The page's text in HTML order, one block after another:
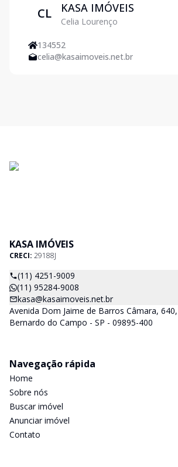
CL KASA IMÓVEIS
Celia Lourenço
134552
celia@kasaimoveis.net.br
KASA IMÓVEIS
CRECI: 29188J
(11) 4251-9009
(11) 95284-9008
kasa@kasaimoveis.net.br
Avenida Dom Jaime de Barros Câmara,
Bernardo do Campo - SP - 09895-400
Navegação rápida
Home
Sobre nós
Buscar imóvel
Anunciar imóvel
Contato